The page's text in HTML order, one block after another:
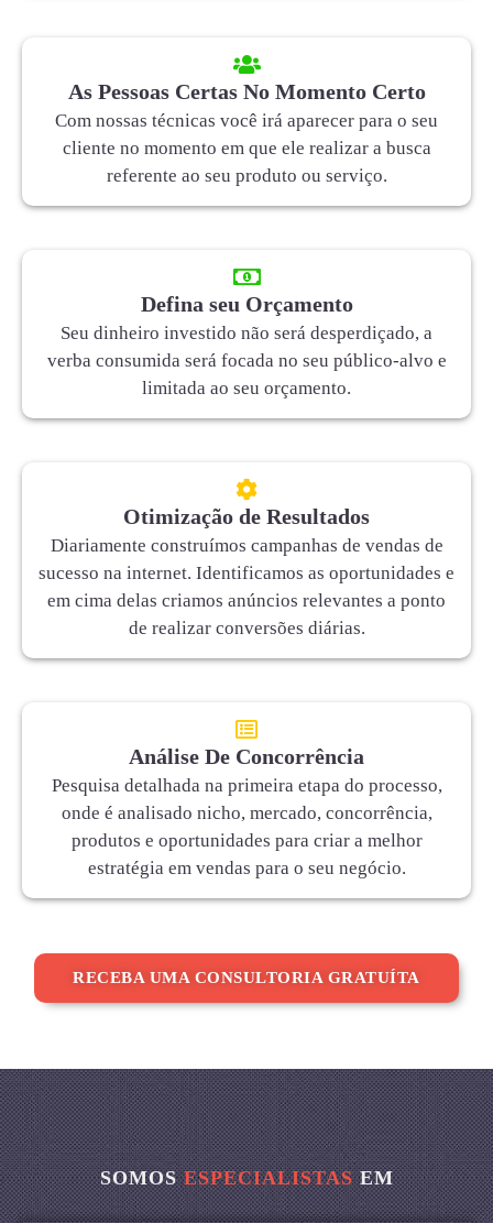
As Pessoas Certas No Momento Certo
Com nossas técnicas você irá aparecer para o seu
cliente no momento em que ele realizar a busca
referente ao seu produto ou serviço.
Defina seu Orçamento
Seu dinheiro investido não será desperdiçado, a
verba consumida será focada no seu público-alvo e
limitada ao seu orçamento.
Otimização de Resultados
Diariamente construímos campanhas de vendas de
sucesso na internet. Identificamos as oportunidades e
em cima delas criamos anúncios relevantes a ponto
de realizar conversões diárias.
Análise De Concorrência
Pesquisa detalhada na primeira etapa do processo,
onde é analisado nicho, mercado, concorrência,
produtos e oportunidades para criar a melhor
estratégia em vendas para o seu negócio.
RECEBA UMA CONSULTORIA GRATUÍTA
SOMOSESPECIALISTASEM